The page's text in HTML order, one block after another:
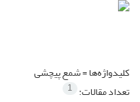
کلیدواژه‌ها =شمع پیچشی
تعداد مقالات: 1